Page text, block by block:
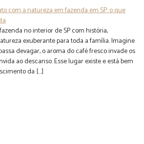
no interior de SP com história,
exuberante para toda a família. Imagine
devagar, o aroma do café fresco invade os
ao descanso. Esse lugar existe e está bem
da […]